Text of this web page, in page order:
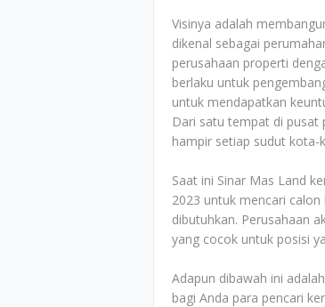
Visinya adalah
dikenal sebagai
perusahaan properti
berlaku untuk
untuk mendapatkan
Dari satu tempat di pusat
hampir setiap sudut kota-
Saat ini Sinar Mas Land
2023 untuk mencari
dibutuhkan. Perusahaan
yang cocok untuk posisi
Adapun dibawah ini
bagi Anda para pencari